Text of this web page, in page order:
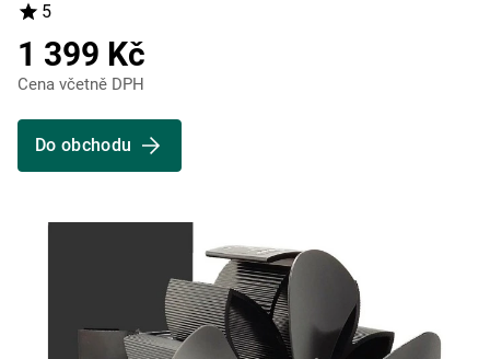
5
1 399 Kč
Cena včetně DPH
Do obchodu